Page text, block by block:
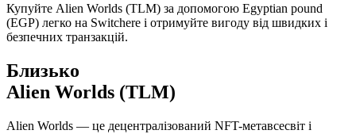
Купуйте Alien Worlds (TLM) за допомогою Egyptian pound
(EGP) легко на Switchere і отримуйте вигоду від швидких і
безпечних транзакцій.
Близько
Alien Worlds (TLM)
Alien Worlds — це децентралізований NFT-метавсесвіт і